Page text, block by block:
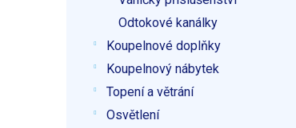
Odtokové kanálky
Koupelnové doplňky
Koupelnový nábytek
Topení a větrání
Osvětlení